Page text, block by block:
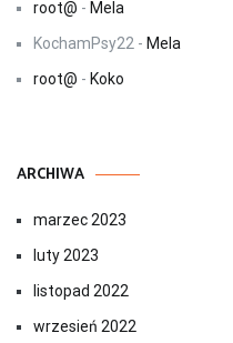
root@ - Mela
KochamPsy22 - Mela
root@ - Koko
ARCHIWA
marzec 2023
luty 2023
listopad 2022
wrzesień 2022